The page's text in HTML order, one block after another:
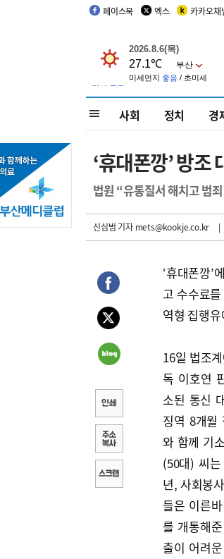
페이스북 엑스 카카오채
사회 정치 경
‘휴대폰깡’ 방조
법원 “유통질서 해치고 범
신심범 기자mets@kookje.co.kr |
‘휴대폰깡’
고 수수료
역형 집행
16일 법조
독 이호연
소된 통신
징역 8개월
와 함께 기
(50대) 씨
년, 사회봉
들은 이른
를 개통해
출이 어려